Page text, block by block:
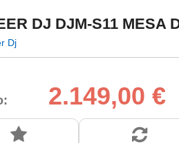
DJ DJM-S11 MESA
Dj
2.149,00 €